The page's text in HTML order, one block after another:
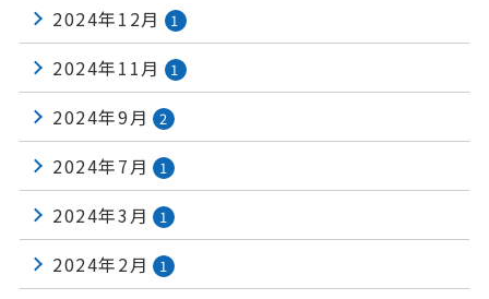
2024年12月 1
2024年11月 1
2024年9月 2
2024年7月 1
2024年3月 1
2024年2月 1